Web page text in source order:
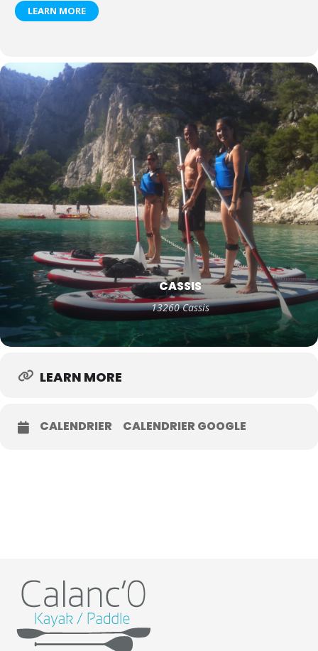
LEARN MORE
CASSIS
13260 Cassis
LEARN MORE
CALENDRIER CALENDRIER GOOGLE